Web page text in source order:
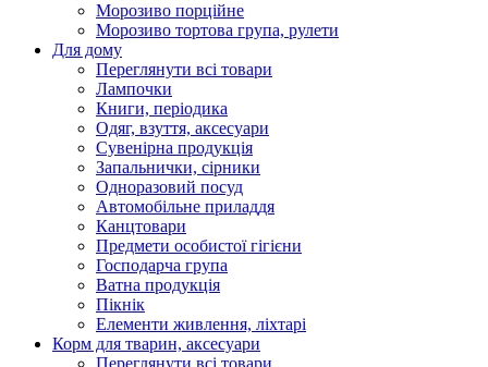
Морозиво порційне
Морозиво тортова група, рулети
Для дому
Переглянути всі товари
Лампочки
Книги, періодика
Одяг, взуття, аксесуари
Сувенірна продукція
Запальнички, сірники
Одноразовий посуд
Автомобільне приладдя
Канцтовари
Предмети особистої гігієни
Господарча група
Ватна продукція
Пікнік
Елементи живлення, ліхтарі
Корм для тварин, аксесуари
Переглянути всі товари